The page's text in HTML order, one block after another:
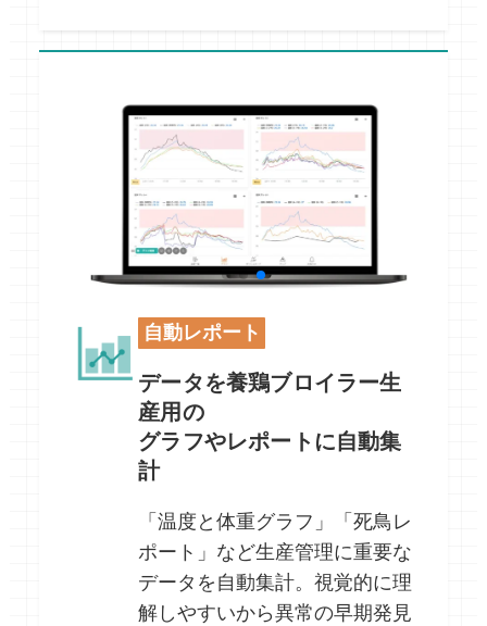
自動レポート
データを養鶏ブロイラー生
産用の
グラフやレポートに自動集
計
「温度と体重グラフ」「死鳥レ
ポート」など生産管理に重要な
データを自動集計。視覚的に理
解しやすいから異常の早期発見